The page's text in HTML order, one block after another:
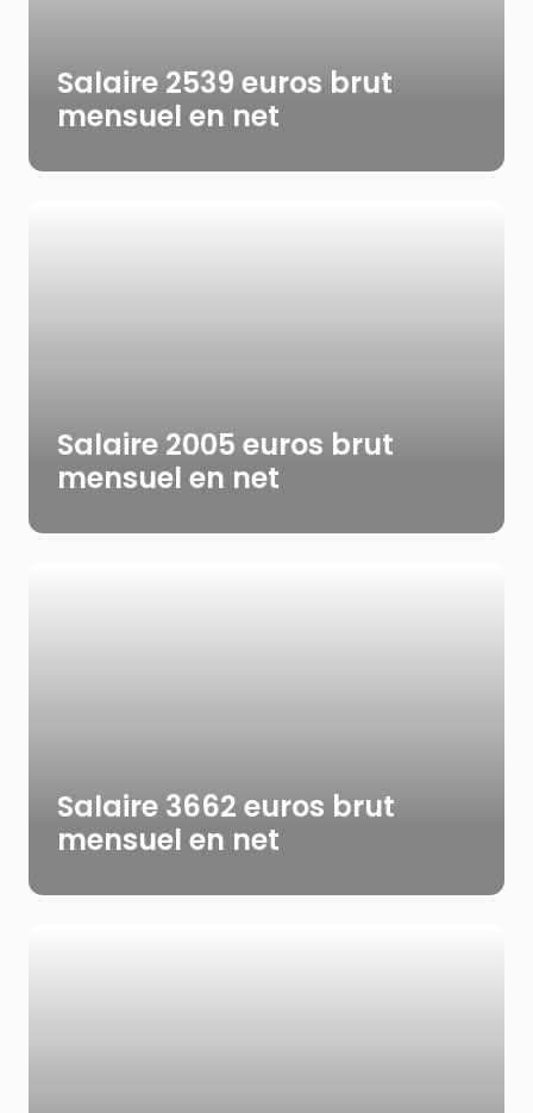
Salaire 2539 euros brut
mensuel en net
Salaire 2005 euros brut
mensuel en net
Salaire 3662 euros brut
mensuel en net